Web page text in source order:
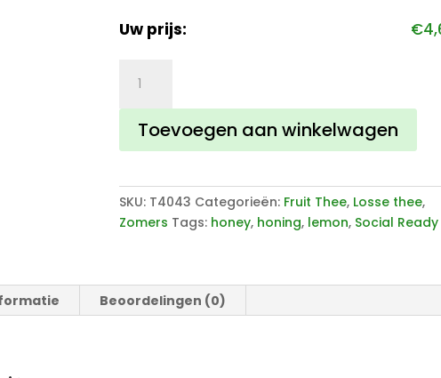
Uw prijs: €
rabarber
citroen
aantal
Toevoegen aan winkelwagen
SKU: T4043 Categorieën: Fruit Thee, Losse thee,
Zomers Tags: honey, honing, lemon, Social Ready
Beoordelingen (0)